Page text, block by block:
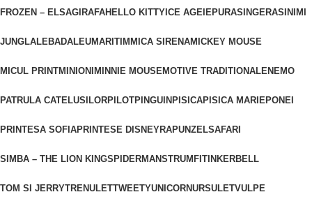
FROZEN – ELSAGIRAFAHELLO KITTY ICE AGE IEPURAS INGERAS INIMI
JUNGLALEBADALEUMARITIM MICA SIRENAMICKEY MOUSE
MICUL PRINTMINIONI MINNIE MOUSEMOTIVE TRADITIONALENEMO
PATRULA CATELUSILORPILOTPINGUIN PISICAPISICA MARIEPONEI
PRINTESA SOFIAPRINTESE DISNEYRAPUNZELSAFARI
SIMBA – THE LION KINGSPIDERMANSTRUMFI TINKERBELL
TOM SI JERRYTRENULETTWEETYUNICORNURSULETVULPE